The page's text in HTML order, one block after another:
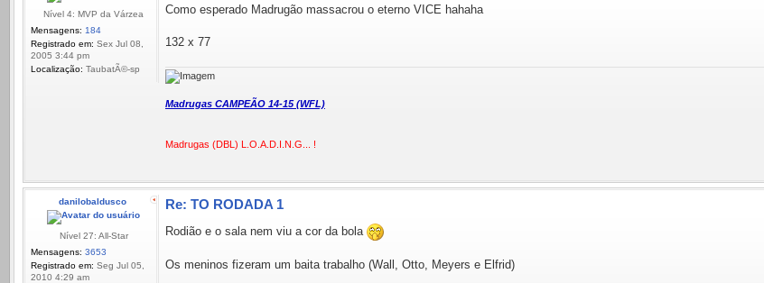
Nível 4: MVP da Várzea
Mensagens: 184
Registrado em: Sex Jul 08,
2005 3:44 pm
Localização: TaubatÃ©-sp
Como esperado Madrugão massacrou o eterno VICE hahaha
132 x 77
Madrugas CAMPEÃO 14-15 (WFL)
Madrugas (DBL) L.O.A.D.I.N.G... !
danilobaldusco
Nível 27: All-Star
Mensagens: 3653
Registrado em: Seg Jul 05,
2010 4:29 am
Re: TO RODADA 1
Rodião e o sala nem viu a cor da bola
Os meninos fizeram um baita trabalho (Wall, Otto, Meyers e Elfrid)